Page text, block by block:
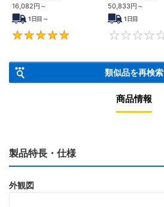
16,082円 ～
1日目～
5
50,833円 ～
1日目
類似品を再検索
商品情報
製品特長・仕様
外観図